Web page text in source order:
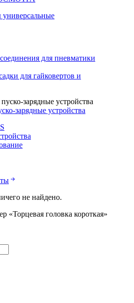
для пневматики
для гайковертов и
зарядные устройства
не найдено.
«Торцевая головка короткая»